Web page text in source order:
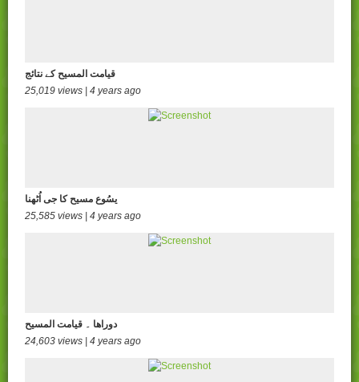
قیامت المسیح کے نتائج
25,019 views | 4 years ago
یسُوع مسیح کا جی اُٹھنا
25,585 views | 4 years ago
دوراھا ۔ قیامت المسیح
24,603 views | 4 years ago